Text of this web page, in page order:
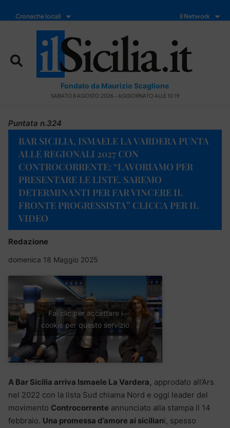
Cronache locali Il Network
Fondato da Maurizio Scaglione
SABATO 8 AGOSTO 2026 - AGGIORNATO ALLE 10:19
Puntata n.324
BAR SICILIA, ISMAELE LA VARDERA PUNTA
ALLE REGIONALI 2027 CON
CONTROCORRENTE: “LAVORIAMO PER
PRESENTARE LE LISTE. SAREMO
DETERMINANTI PER FAR VINCERE IL
FRONTE PROGRESSISTA” CLICCA PER IL
VIDEO
Redazione
domenica 18 Maggio 2025
Fai clic per accettare i
cookie per questo servizio
A Bar Sicilia arriva Ismaele La Vardera, approdato all’Ars
nel 2022 con la lista Sud chiama Nord e oggi leader del
movimento Controcorrente annunciato alla stampa il 14
febbraio. Una promessa d’amore ai siciliani, spesso